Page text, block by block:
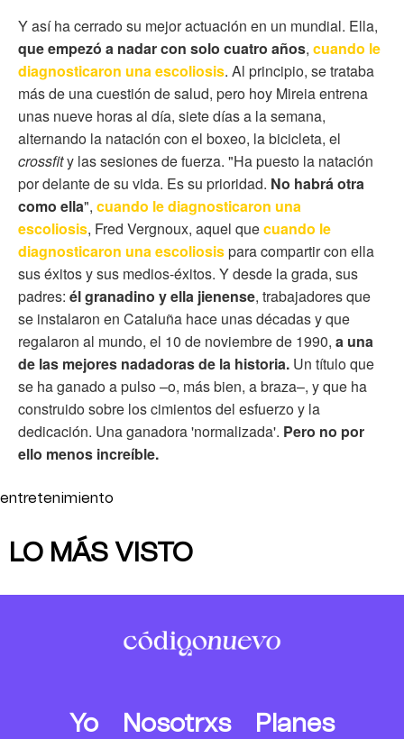
Y así ha cerrado su mejor actuación en un mundial. Ella,
que empezó a nadar con solo cuatro años, cuando le
diagnosticaron una escoliosis. Al principio, se trataba
más de una cuestión de salud, pero hoy Mireia entrena
unas nueve horas al día, siete días a la semana,
alternando la natación con el boxeo, la bicicleta, el
crossfity las sesiones de fuerza. "Ha puesto la natación
por delante de su vida. Es su prioridad. No habrá otra
como ella", cuando le diagnosticaron una
escoliosis, Fred Vergnoux, aquel quecuando le
diagnosticaron una escoliosispara compartir con ella
sus éxitos y sus medios-éxitos. Y desde la grada, sus
padres: él granadino y ella jienense, trabajadores que
se instalaron en Cataluña hace unas décadas y que
regalaron al mundo, el 10 de noviembre de 1990, a una
de las mejores nadadoras de la historia. Un título que
se ha ganado a pulso –o, más bien, a braza–, y que ha
construido sobre los cimientos del esfuerzo y la
dedicación. Una ganadora 'normalizada'. Pero no por
ello menos increíble.
entretenimiento
LO MÁS VISTO
Yo Nosotrxs
Planes